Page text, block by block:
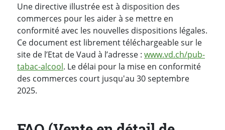
Une directive illustrée est à disposition des
commerces pour les aider à se mettre en
conformité avec les nouvelles dispositions légales.
Ce document est librement téléchargeable sur le
site de l’Etat de Vaud à l’adresse : www.vd.ch/pub-
tabac-alcool. Le délai pour la mise en conformité
des commerces court jusqu'au 30 septembre
2025.